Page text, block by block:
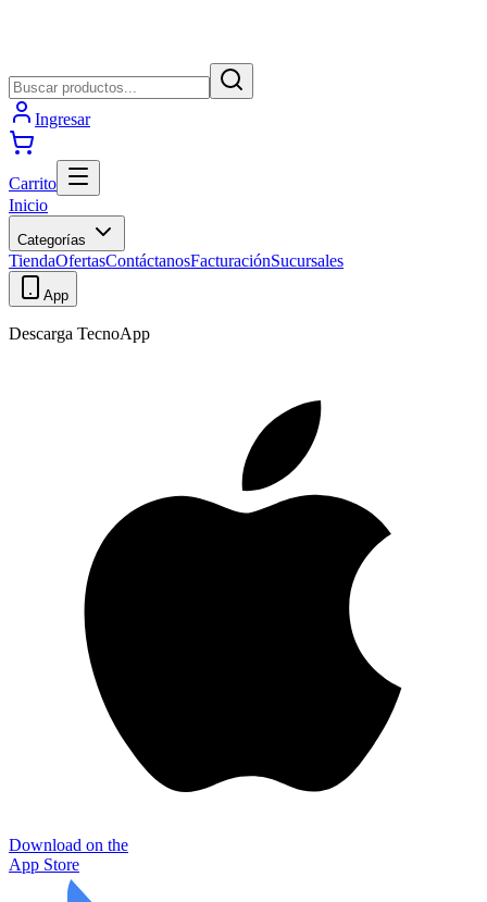
Ingresar
Carrito
Inicio
Categorías
TiendaOfertasContáctanosFacturaciónSucursales
App
Descarga TecnoApp
Download on the
App Store